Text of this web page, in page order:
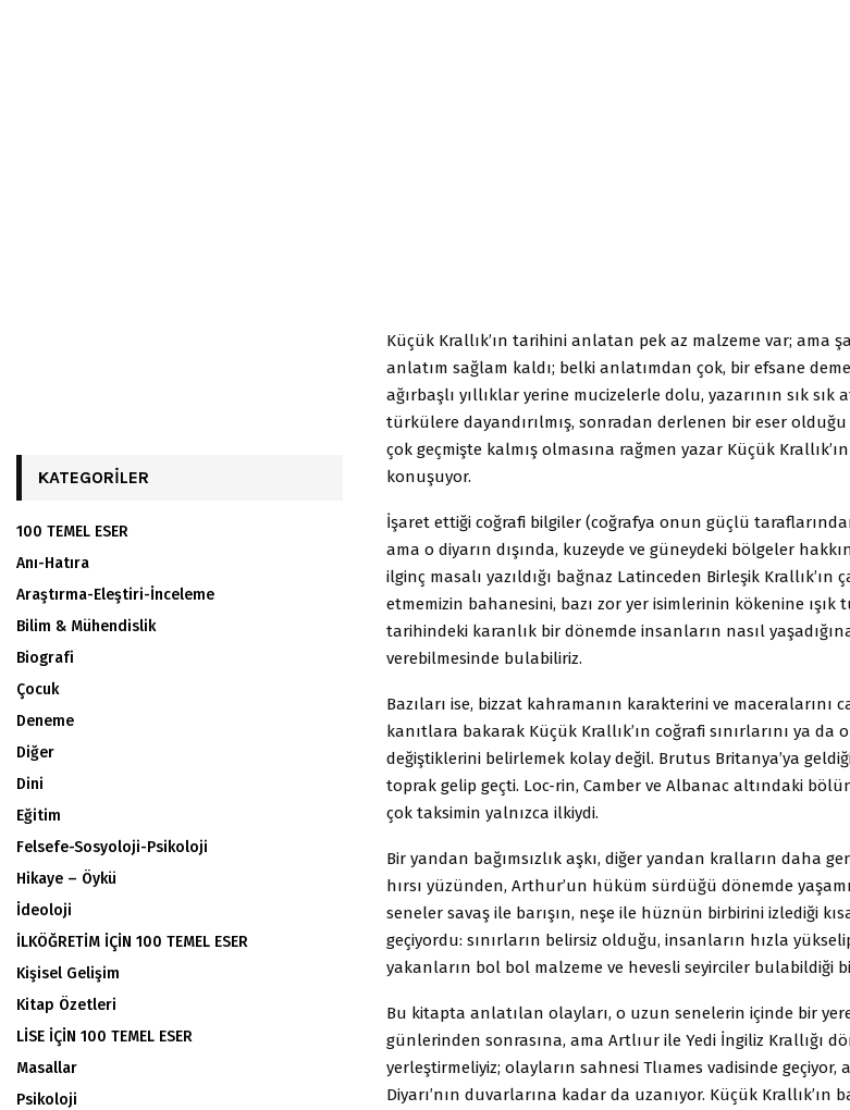
Küçük Krallık’ın tarihini anlatan pek az malzeme var; ama
anlatım sağlam kaldı; belki anlatımdan çok, bir efsane
ağırbaşlı yıllıklar yerine mucizelerle dolu, yazarının sık
türkülere dayandırılmış, sonradan derlenen bir eser olduğu
çok geçmişte kalmış olmasına rağmen yazar Küçük
konuşuyor.
İşaret ettiği coğrafi bilgiler (coğrafya onun güçlü
ama o diyarın dışında, kuzeyde ve güneydeki bölgeler
ilginç masalı yazıldığı bağnaz Latinceden Birleşik Krallık’ın
etmemizin bahanesini, bazı zor yer isimlerinin kökenine ışık
tarihindeki karanlık bir dönemde insanların nasıl
verebilmesinde bulabiliriz.
Bazıları ise, bizzat kahramanın karakterini ve maceralarını
kanıtlara bakarak Küçük Krallık’ın coğrafi sınırlarını ya da
değiştiklerini belirlemek kolay değil. Brutus Britanya’ya
toprak gelip geçti. Loc-rin, Camber ve Albanac altındaki
çok taksimin yalnızca ilkiydi.
Bir yandan bağımsızlık aşkı, diğer yandan kralların daha
hırsı yüzünden, Arthur’un hüküm sürdüğü dönemde
seneler savaş ile barışın, neşe ile hüznün birbirini izlediği
geçiyordu: sınırların belirsiz olduğu, insanların hızla
yakanların bol bol malzeme ve hevesli seyirciler bulabildiği
Bu kitapta anlatılan olayları, o uzun senelerin içinde bir
günlerinden sonrasına, ama Artlıur ile Yedi İngiliz Krallığı
yerleştirmeliyiz; olayların sahnesi Tlıames vadisinde geçiyor,
Diyarı’nın duvarlarına kadar da uzanıyor. Küçük Krallık’ın
KATEGORILER
100 TEMEL ESER
Anı-Hatıra
Araştırma-Eleştiri-İnceleme
Bilim & Mühendislik
Biografi
Çocuk
Deneme
Diğer
Dini
Eğitim
Felsefe-Sosyoloji-Psikoloji
Hikaye – Öykü
İdeoloji
İLKÖĞRETİM İÇİN 100 TEMEL ESER
Kişisel Gelişim
Kitap Özetleri
LİSE İÇİN 100 TEMEL ESER
Masallar
Psikoloji